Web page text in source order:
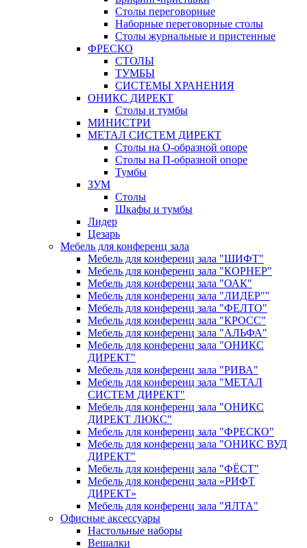
Столы переговорные
Наборные переговорные столы
Столы журнальные и пристенные
ФРЕСКО
СТОЛЫ
ТУМБЫ
СИСТЕМЫ ХРАНЕНИЯ
ОНИКС ДИРЕКТ
Столы и тумбы
МИНИСТРИ
МЕТАЛ СИСТЕМ ДИРЕКТ
Столы на О-образной опоре
Столы на П-образной опоре
Тумбы
ЗУМ
Столы
Шкафы и тумбы
Лидер
Цезарь
Мебель для конференц зала
Мебель для конференц зала "ШИФТ"
Мебель для конференц зала "КОРНЕР"
Мебель для конференц зала "ОАК"
Мебель для конференц зала "ЛИДЕР""
Мебель для конференц зала "ФЕЛТО"
Мебель для конференц зала "КРОСС"
Мебель для конференц зала "АЛЬФА"
Мебель для конференц зала "ОНИКС
ДИРЕКТ"
Мебель для конференц зала "РИВА"
Мебель для конференц зала "МЕТАЛ
СИСТЕМ ДИРЕКТ"
Мебель для конференц зала "ОНИКС
ДИРЕКТ ЛЮКС"
Мебель для конференц зала "ФРЕСКО"
Мебель для конференц зала "ОНИКС ВУД
ДИРЕКТ"
Мебель для конференц зала "ФЁСТ"
Мебель для конференц зала «РИФТ
ДИРЕКТ»
Мебель для конференц зала "ЯЛТА"
Офисные аксессуары
Настольные наборы
Вешалки